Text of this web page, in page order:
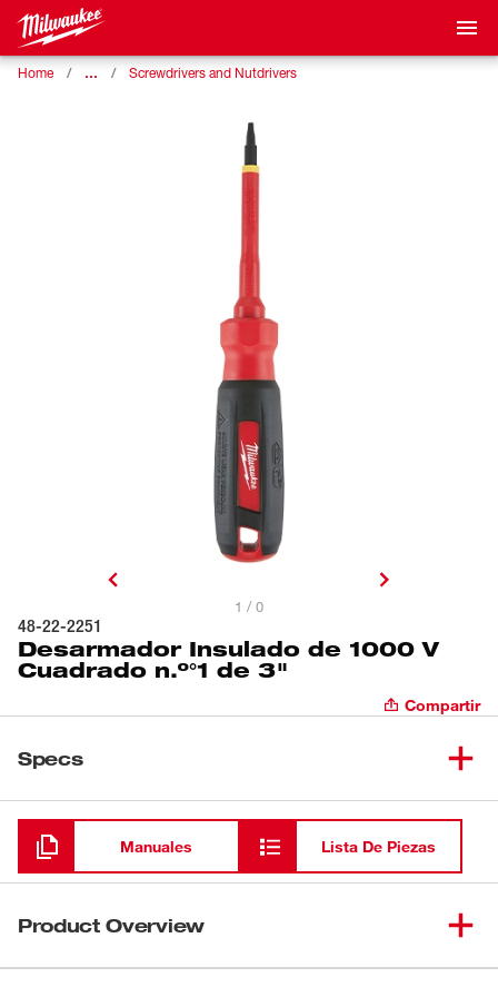
Home … Screwdrivers and Nutdrivers
1 / 0
48-22-2251
Desarmador Insulado de 1000 V
Cuadrado n.º°1 de 3"
Compartir
Specs
Cargando
Manuales Lista De Piezas
Product Overview